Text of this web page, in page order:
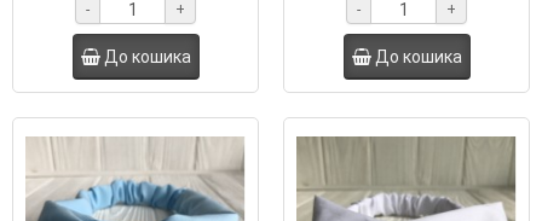
- +
До кошика
- +
До кошика